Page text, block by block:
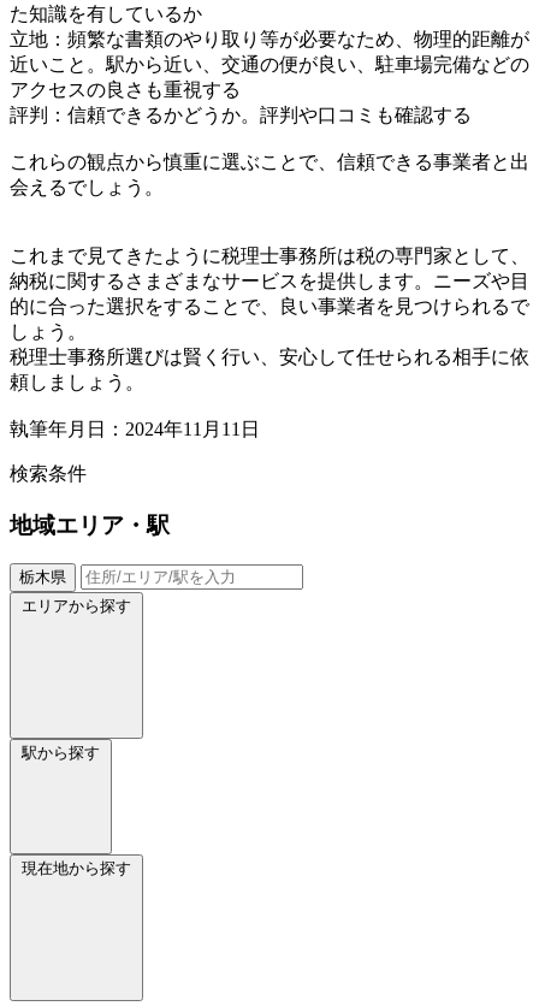
た知識を有しているか
立地：頻繁な書類のやり取り等が必要なため、物理的距離が
近いこと。駅から近い、交通の便が良い、駐車場完備などの
アクセスの良さも重視する
評判：信頼できるかどうか。評判や口コミも確認する
これらの観点から慎重に選ぶことで、信頼できる事業者と出
会えるでしょう。
これまで見てきたように税理士事務所は税の専門家として、
納税に関するさまざまなサービスを提供します。ニーズや目
的に合った選択をすることで、良い事業者を見つけられるで
しょう。
税理士事務所選びは賢く行い、安心して任せられる相手に依
頼しましょう。
執筆年月日：2024年11月11日
検索条件
地域エリア・駅
栃木県
エリアから探す
駅から探す
現在地から探す